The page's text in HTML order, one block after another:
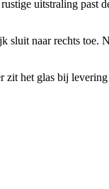
uitstraling
naar rechts
zit het glas bij